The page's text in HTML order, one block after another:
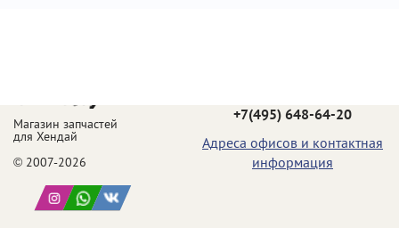
Магазин запчастей
для Хендай
© 2007-2026
+7(495) 648-64-20
Адреса офисов и контактная
информация